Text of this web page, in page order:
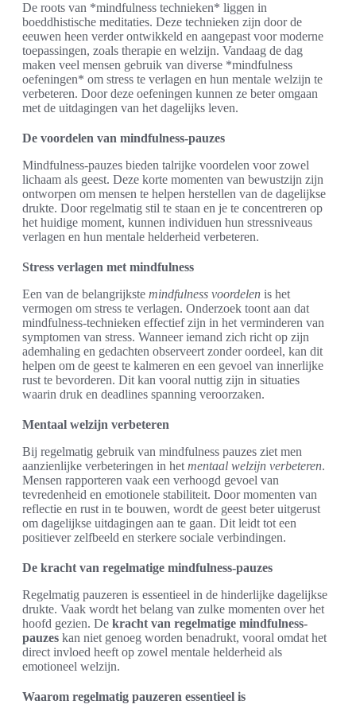
De roots van *mindfulness technieken* liggen in
boeddhistische meditaties. Deze technieken zijn door de
eeuwen heen verder ontwikkeld en aangepast voor moderne
toepassingen, zoals therapie en welzijn. Vandaag de dag
maken veel mensen gebruik van diverse *mindfulness
oefeningen* om stress te verlagen en hun mentale welzijn te
verbeteren. Door deze oefeningen kunnen ze beter omgaan
met de uitdagingen van het dagelijks leven.
De voordelen van mindfulness-pauzes
Mindfulness-pauzes bieden talrijke voordelen voor zowel
lichaam als geest. Deze korte momenten van bewustzijn zijn
ontworpen om mensen te helpen herstellen van de dagelijkse
drukte. Door regelmatig stil te staan en je te concentreren op
het huidige moment, kunnen individuen hun stressniveaus
verlagen en hun mentale helderheid verbeteren.
Stress verlagen met mindfulness
Een van de belangrijkste mindfulness voordelen is het
vermogen om stress te verlagen. Onderzoek toont aan dat
mindfulness-technieken effectief zijn in het verminderen van
symptomen van stress. Wanneer iemand zich richt op zijn
ademhaling en gedachten observeert zonder oordeel, kan dit
helpen om de geest te kalmeren en een gevoel van innerlijke
rust te bevorderen. Dit kan vooral nuttig zijn in situaties
waarin druk en deadlines spanning veroorzaken.
Mentaal welzijn verbeteren
Bij regelmatig gebruik van mindfulness pauzes ziet men
aanzienlijke verbeteringen in het mentaal welzijn verbeteren.
Mensen rapporteren vaak een verhoogd gevoel van
tevredenheid en emotionele stabiliteit. Door momenten van
reflectie en rust in te bouwen, wordt de geest beter uitgerust
om dagelijkse uitdagingen aan te gaan. Dit leidt tot een
positiever zelfbeeld en sterkere sociale verbindingen.
De kracht van regelmatige mindfulness-pauzes
Regelmatig pauzeren is essentieel in de hinderlijke dagelijkse
drukte. Vaak wordt het belang van zulke momenten over het
hoofd gezien. De kracht van regelmatige mindfulness-
pauzes kan niet genoeg worden benadrukt, vooral omdat het
direct invloed heeft op zowel mentale helderheid als
emotioneel welzijn.
Waarom regelmatig pauzeren essentieel is